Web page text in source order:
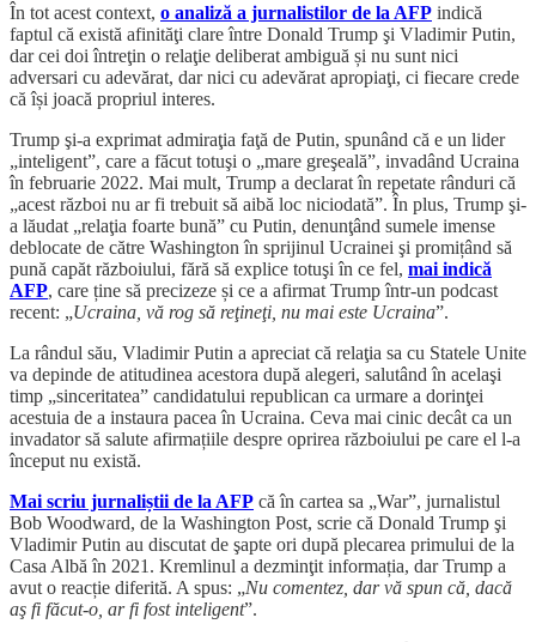
În tot acest context, o analiză a jurnalistilor de la AFP indică
faptul că există afinităţi clare între Donald Trump şi Vladimir Putin,
dar cei doi întreţin o relaţie deliberat ambiguă și nu sunt nici
adversari cu adevărat, dar nici cu adevărat apropiaţi, ci fiecare crede
că își joacă propriul interes.
Trump şi-a exprimat admiraţia faţă de Putin, spunând că e un lider
„inteligent”, care a făcut totuşi o „mare greşeală”, invadând Ucraina
în februarie 2022. Mai mult, Trump a declarat în repetate rânduri că
„acest război nu ar fi trebuit să aibă loc niciodată”. În plus, Trump şi-
a lăudat „relaţia foarte bună” cu Putin, denunţând sumele imense
deblocate de către Washington în sprijinul Ucrainei şi promițând să
pună capăt războiului, fără să explice totuşi în ce fel, mai indică
AFP, care ține să precizeze și ce a afirmat Trump într-un podcast
recent: „Ucraina, vă rog să reţineţi, nu mai este Ucraina”.
La rândul său, Vladimir Putin a apreciat că relaţia sa cu Statele Unite
va depinde de atitudinea acestora după alegeri, salutând în acelaşi
timp „sinceritatea” candidatului republican ca urmare a dorinţei
acestuia de a instaura pacea în Ucraina. Ceva mai cinic decât ca un
invadator să salute afirmațiile despre oprirea războiului pe care el l-a
început nu există.
Mai scriu jurnaliștii de la AFP că în cartea sa „War”, jurnalistul
Bob Woodward, de la Washington Post, scrie că Donald Trump şi
Vladimir Putin au discutat de şapte ori după plecarea primului de la
Casa Albă în 2021. Kremlinul a dezminţit informația, dar Trump a
avut o reacție diferită. A spus: „Nu comentez, dar vă spun că, dacă
aş fi făcut-o, ar fi fost inteligent”.